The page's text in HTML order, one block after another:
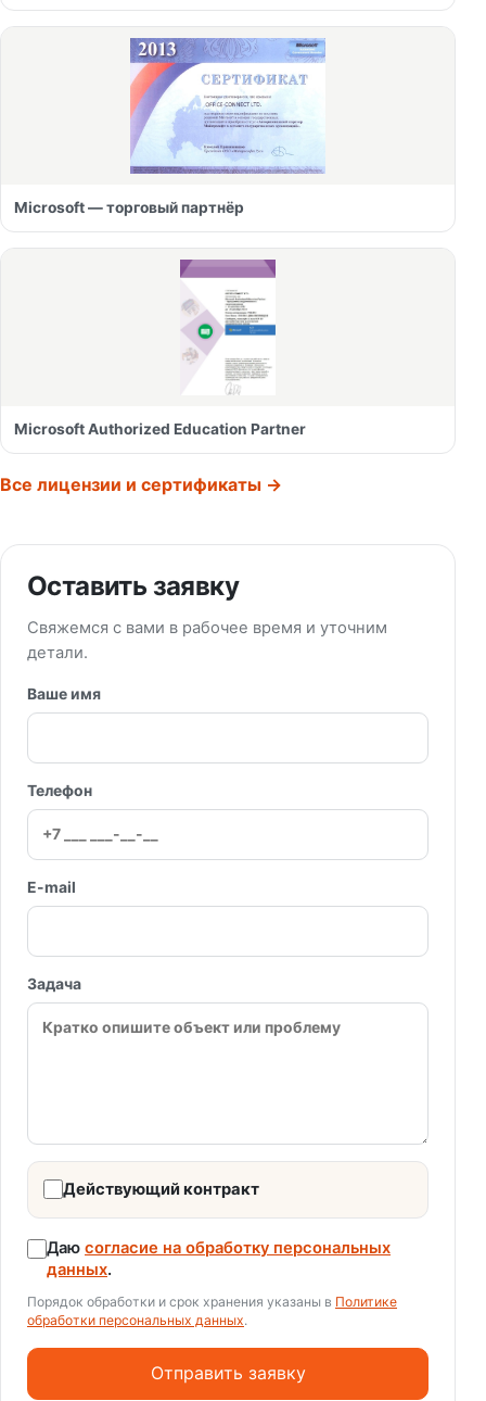
Microsoft — торговый партнёр
Microsoft Authorized Education Partner
Все лицензии и сертификаты →
Оставить заявку
Свяжемся с вами в рабочее время и уточним
детали.
Ваше имя
Телефон
E-mail
Задача
Действующий контракт
Даю согласие на обработку персональных
данных.
Порядок обработки и срок хранения указаны в Политике
обработки персональных данных.
Отправить заявку